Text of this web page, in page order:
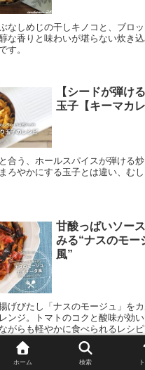
なしめじの干しキノコと、ブロ
な香りと味わいが堪らない炊き
す。
【シードが弾け
玉子【キーマカ
合う、ホールスパイスが弾ける
ろやかにする玉子とは違い、む
甘酸っぱいソー
みる“ナスのモー
風”
げびたし「ナスのモージュ」を
ンジ。トマトのコクと酸味が効
がらも軽やかに食べられるレシピ
ホーム 検索